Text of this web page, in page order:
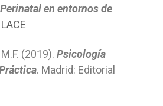
en entornos de
(2019). Psicología
. Madrid: Editorial